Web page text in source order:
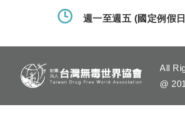
週一至週五 (國定例假
All
@